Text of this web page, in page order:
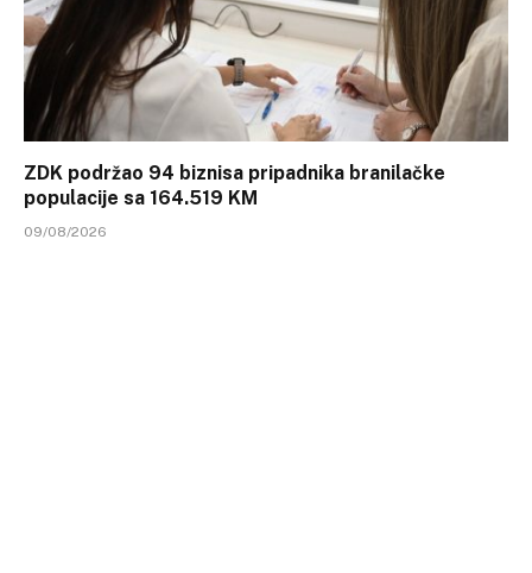
ZDK podržao 94 biznisa pripadnika branilačke
populacije sa 164.519 KM
09/08/2026